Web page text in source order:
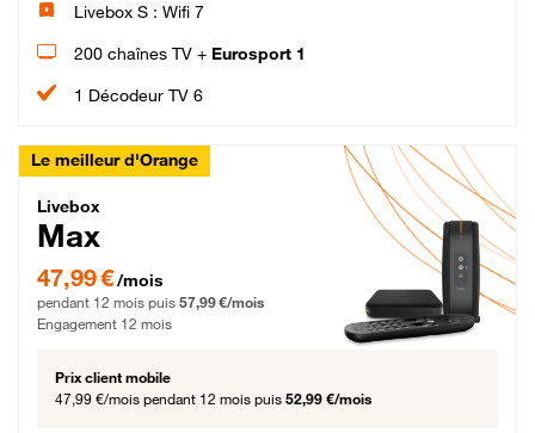
Livebox S : Wifi 7
200 chaînes TV + Eurosport 1
1 Décodeur TV 6
Le meilleur d'Orange
Livebox Max Fibre
Livebox
Max
47,99 € par mois pendant 12 mois puis 57,99 € par mois, Engagement 12 mois
47,99 €/mois
pendant 12 mois puis 57,99 €/mois
Engagement 12 mois
Prix client mobile
47,99 €/mois pendant 12 mois puis 52,99 €/mois